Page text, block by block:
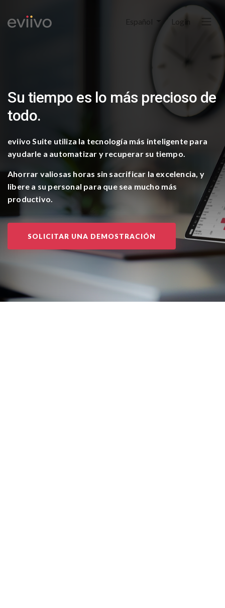
Español Login
Su tiempo es lo más precioso de
todo.​
eviivo Suite utiliza la tecnología más inteligente para
ayudarle a automatizar y recuperar su tiempo.​
Ahorrar valiosas horas sin sacrificar la excelencia, y
libere a su personal para que sea mucho más
productivo.​
SOLICITAR UNA DEMOSTRACIÓN